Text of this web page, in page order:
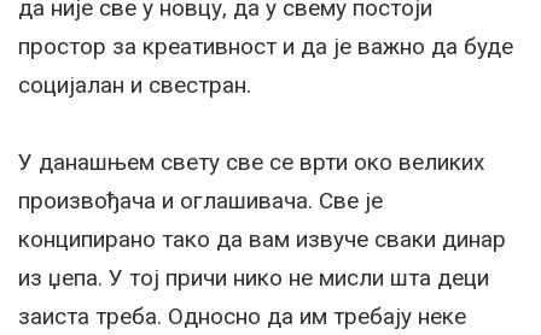
да није све у новцу, да у свему постоји
простор за креативност и да је важно да буде
социјалан и свестран.
У данашњем свету све се врти око великих
произвођача и оглашивача. Све је
конципирано тако да вам извуче сваки динар
из џепа. У тој причи нико не мисли шта деци
заиста треба. Односно да им требају неке